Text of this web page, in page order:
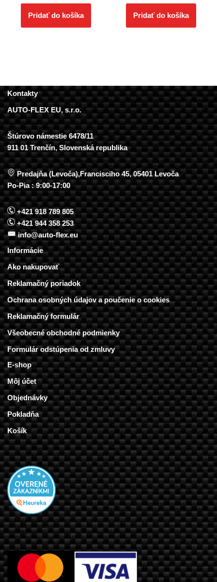
Pridať do košíka Pridať do košíka
Kontakty
AUTO-FLEX EU, s.r.o.
Štúrovo námestie 6478/11
911 01 Trenčín, Slovenská republika
Predajňa (Levoča),Francisciho 45, 05401 Levoča
Po-Pia : 9:00-17:00
+421 918 789 805
+421 944 358 253
info@auto-flex.eu
Informácie
Ako nakupovať
Reklamačný poriadok
Ochrana osobných údajov a poučenie o cookies
Reklamačný formulár
Všeobecné obchodné podmienky
Formulár odstúpenia od zmluvy
E-shop
Môj účet
Objednávky
Pokladňa
Košík